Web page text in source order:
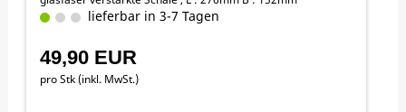
lieferbar in 3-7 Tagen
49,90 EUR
pro Stk (inkl. MwSt.)